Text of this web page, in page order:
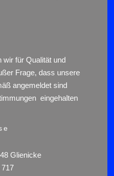
wir für Qualität und
Frage, dass unsere
angemeldet sind
eingehalten
Glienicke